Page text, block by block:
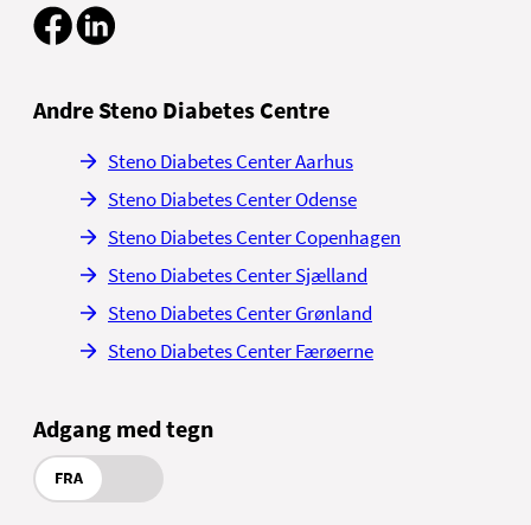
Andre Steno Diabetes Centre
Steno Diabetes Center Aarhus
Steno Diabetes Center Odense
Steno Diabetes Center Copenhagen
Steno Diabetes Center Sjælland
Steno Diabetes Center Grønland
Steno Diabetes Center Færøerne
Adgang med tegn
FRA